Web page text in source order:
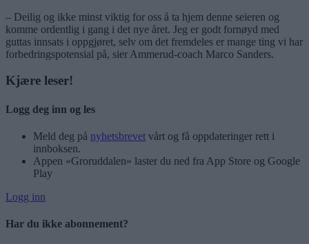
– Deilig og ikke minst viktig for oss å ta hjem denne seieren og
komme ordentlig i gang i det nye året. Jeg er godt fornøyd med
guttas innsats i oppgjøret, selv om det fremdeles er mange ting vi har
forbedringspotensial på, sier Ammerud-coach Marco Sanders.
Kjære leser!
Logg deg inn og les
Meld deg på nyhetsbrevet vårt og få oppdateringer rett i
innboksen.
Appen «Groruddalen» laster du ned fra App Store og Google
Play
Logg inn
Har du ikke abonnement?